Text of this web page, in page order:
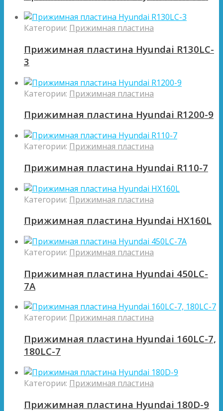
Категории: Прижимная пластина
Прижимная пластина Hyundai R130LC-
3
Категории: Прижимная пластина
Прижимная пластина Hyundai R1200-9
Категории: Прижимная пластина
Прижимная пластина Hyundai R110-7
Категории: Прижимная пластина
Прижимная пластина Hyundai HX160L
Категории: Прижимная пластина
Прижимная пластина Hyundai 450LC-
7A
Категории: Прижимная пластина
Прижимная пластина Hyundai 160LC-7,
180LC-7
Категории: Прижимная пластина
Прижимная пластина Hyundai 180D-9